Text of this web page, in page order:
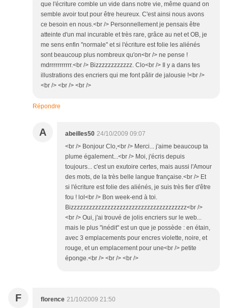
que l'écriture comble un vide dans notre vie, même quand on
semble avoir tout pour être heureux. C'est ainsi nous avons
ce besoin en nous.<br /> Personnellement je pensais être
atteinte d'un mal incurable et très rare, grâce au net et OB, je
me sens enfin "normale" et si l'écriture est folie les aliénés
sont beaucoup plus nombreux qu'on<br /> ne pense !
mdrrrrrrrrrrr.<br /> Bizzzzzzzzzzzz. Clo<br /> Il y a dans tes
illustrations des encriers qui me font pâlir de jalousie !<br />
<br /> <br /> <br />
Répondre
A abeilles50 24/10/2009 09:07
<br /> Bonjour Clo,<br /> Merci... j'aime beaucoup ta
plume également...<br /> Moi, j'écris depuis
toujours... c'est un exutoire certes, mais aussi l'Amour
des mots, de la très belle langue française.<br /> Et
si l'écriture est folie des aliénés, je suis très fier d'être
fou ! lol<br /> Bon week-end à toi.
Bizzzzzzzzzzzzzzzzzzzzzzzzzzzzzzzzzzzzzz<br />
<br /> Oui, j'ai trouvé de jolis encriers sur le web...
mais le plus "inédit" est un que je possède : en étain,
avec 3 emplacements pour encres violette, noire, et
rouge, et un emplacement pour une<br /> petite
éponge.<br /> <br /> <br />
F florence 21/10/2009 21:50